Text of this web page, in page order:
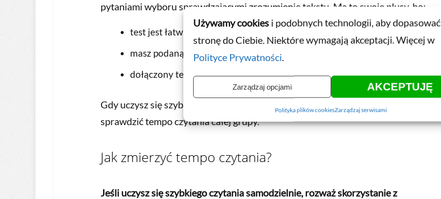
Używamy cookies i podobnych technologii, aby dopasować
stronę do Ciebie. Niektóre wymagają akceptacji. Więcej w
Polityce Prywatności
AKCEPTUJĘ
Zarządzaj opcjami
Polityka plików cookiesZarządzaj serwisami
pytaniami wyboru sprawdzającymi zrozumienie tekstu. Ma to swoje plusy, bo:
test jest łatwy do wykonania,
masz podaną ilość wyrazów w tekście,
dołączony test pozwala na procentowe określenie zrozumienia.
Gdy uczysz się szybkiego czytania w grupie trener może łatwo i szybko
sprawdzić tempo czytania całej grupy.
Jak zmierzyć tempo czytania?
Jeśli uczysz się szybkiego czytania samodzielnie, rozważ skorzystanie z